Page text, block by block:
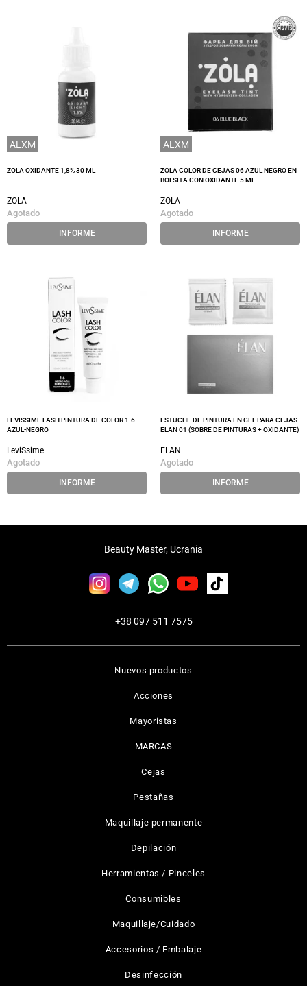
ALXM
ZOLA OXIDANTE 1,8% 30 ML
ZOLA
Agotado
INFORME
ALXM
ZOLA COLOR DE CEJAS 06 AZUL NEGRO EN
BOLSITA CON OXIDANTE 5 ML
ZOLA
Agotado
INFORME
LEVISSIME LASH PINTURA DE COLOR 1-6
AZUL-NEGRO
LeviSsime
Agotado
INFORME
ESTUCHE DE PINTURA EN GEL PARA CEJAS
ELAN 01 (SOBRE DE PINTURAS + OXIDANTE)
ELAN
Agotado
INFORME
Nuevos productos
Acciones
Mayoristas
MARCAS
Cejas
Pestañas
Maquillaje permanente
Depilación
Herramientas / Pinceles
Consumibles
Maquillaje/Cuidado
Accesorios / Embalaje
Desinfección
Beauty Master, Ucrania
+38 097 511 7575